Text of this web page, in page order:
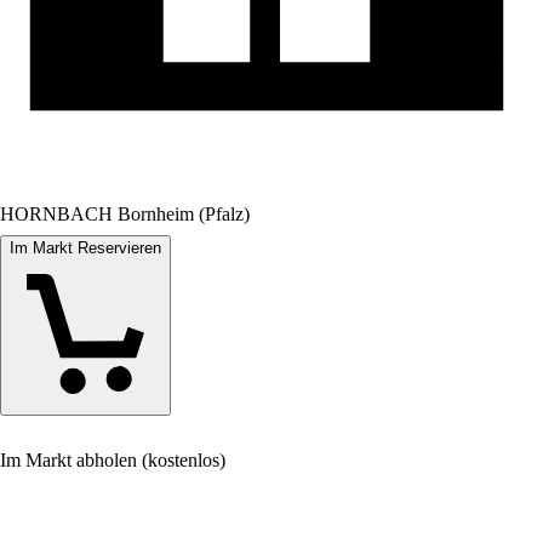
HORNBACH Bornheim (Pfalz)
Im Markt Reservieren
Im Markt abholen (kostenlos)